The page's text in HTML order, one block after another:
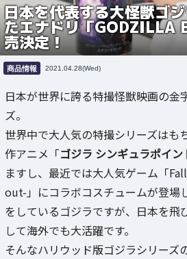
日本を代表する大怪獣ゴ
たエナドリ「GODZILLA
売決定！
商品情報 2021.04.28(Wed)
日本が世界に誇る特撮怪獣映画の金
ズ。
世界中で大人気の特撮シリーズはも
作アニメ「ゴジラ シンギュラポイン
ますし、最近では大人気ゲーム「
out-」にコラボコスチュームが登場
をしているゴジラですが、日本を飛
して海外でも大活躍です。
そんなハリウッド版ゴジラシリーズ